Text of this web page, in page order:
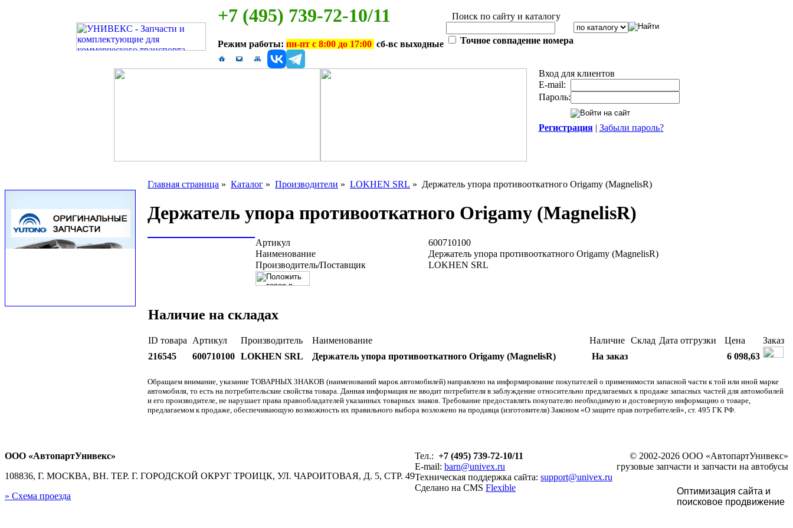
+7 (495) 739-72-10/11
Режим работы: пн-пт с 8:00 до 17:00 сб-вс выходные
Поиск по сайту и каталогу
Точное совпадение номера
Вход для клиентов
E-mail:
Пароль:
Регистрация| Забыли пароль?
Главная страница » Каталог » Производители » LOKHEN SRL » Держатель упора противооткатного Origamy (MagnelisR)
Держатель упора противооткатного Origamy (MagnelisR)
Артикул
600710100
Наименование
Держатель упора противооткатного Origamy (MagnelisR)
Производитель/Поставщик
LOKHEN SRL
Наличие на складах
ID товара Артикул Производитель Наименование Наличие Склад Дата отгрузки Цена
Заказ
216545
600710100 LOKHEN SRL Держатель упора противооткатного Origamy (MagnelisR) На заказ 6 098,63
Обращаем внимание, указание ТОВАРНЫХ ЗНАКОВ (наименований марок автомобилей) направлено на информирование покупателей о применимости запасной части к той или иной марке
автомобиля, то есть на потребительские свойства товара. Данная информация не вводит потребителя в заблуждение относительно предлагаемых к продаже запасных частей для автомобилей
и его производителе, не нарушает права правообладателей указанных товарных знаков. Требование предоставлять покупателю необходимую и достоверную информацию о товаре,
предлагаемом к продаже, обеспечивающую возможность их правильного выбора возложено на продавца (изготовителя) Законом «О защите прав потребителей», ст. 495 ГК РФ.
ООО «АвтопартУнивекс»
108836, Г. МОСКВА, ВН. ТЕР. Г. ГОРОДСКОЙ ОКРУГ ТРОИЦК, УЛ. ЧАРОИТОВАЯ, Д. 5, СТР. 49
» Схема проезда
Тел.: +7 (495) 739-72-10/11
E-mail: barn@univex.ru
Техническая поддержка сайта: support@univex.ru
Сделано на CMS Flexible
© 2002-2026 ООО «АвтопартУнивекс»
грузовые запчасти и запчасти на автобусы
Оптимизация сайта и
поисковое продвижение